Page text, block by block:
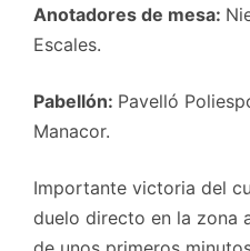
Anotadores de mesa:
Escales.
Pabellón: Pavelló
Manacor.
Importante victoria del
duelo directo en la zona